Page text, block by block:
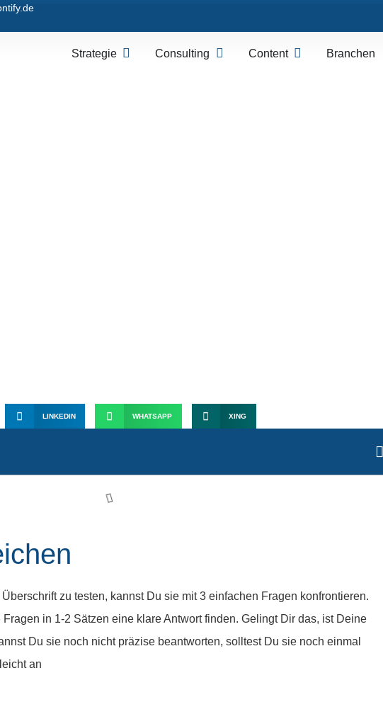
Strategie Consulting Content Branchen
LINKEDIN WHATSAPP XING
zu testen, kannst Du sie mit 3 einfachen Fragen konfrontieren.
in 1-2 Sätzen eine klare Antwort finden. Gelingt Dir das, ist Deine
Du sie noch nicht präzise beantworten, solltest Du sie noch einmal
an